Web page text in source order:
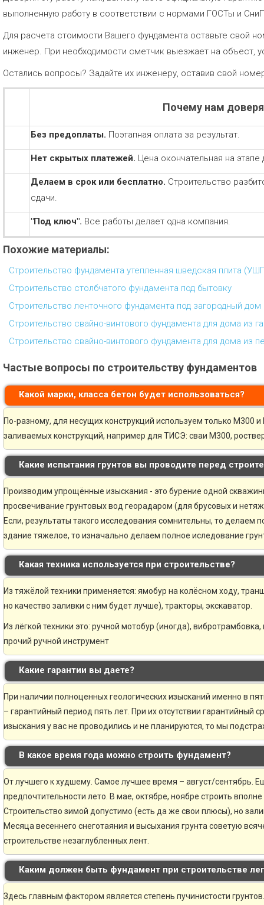
выполненную работу в соответствии с нормами ГОСТы и
Для расчета стоимости Вашего фундамента оставьте свой
инженер. При необходимости сметчик выезжает на объест,
Остались вопросы? Задайте их инженеру, оставив свой
Почему нам
Без предоплаты. Поэтапная оплата за результат.
Нет скрытых платежей. Цена окончательная на этапе
Делаем в срок или бесплатно. Строительство
сдачи.
"Под ключ". Все работы делает одна компания.
Похожие материалы:
Строительство фундамента утепленная шведская плита
Строительство столбчатого фундамента под бытовку
Строительство ленточного фундамента под загородный дом
Строительство свайно-винтового фундамента для дома из
Строительство свайно-винтового фундамента для дома из
Частые вопросы по строительству фундаментов
Какой марки, класса бетон будет использоваться?
По-разному, для несущих конструкций используем только М300
заливаемых конструкций, например для ТИСЭ: сваи М300,
Какие испытания грунтов вы проводите перед
Производим упрощённые изыскания - это бурение одной
просвечивание грунтовых вод георадаром (для брусовых и
Если, результаты такого исследования сомнительны, то делаем
здание тяжелое, то изначально делаем полное иследование
Какая техника используется при строительстве?
Из тяжёлой техники применяется: ямобур на колёсном ходу,
но качество заливки с ним будет лучше), тракторы, экскаватор.
Из лёгкой техники это: ручной мотобур (иногда),
прочий ручной инструмент
Какие гарантии вы даете?
При наличии полноценных геологических изысканий именно в
– гарантийный период пять лет. При их отсутствии гарантийный
изыскания у вас не проводились и не планируются, то мы
В какое время года можно строить фундамент?
От лучшего к худшему. Самое лучшее время – август/сентябрь.
предпочтительности лето. В мае, октябре, ноябре строить
Строительство зимой допустимо (есть да же свои плюсы), но
Месяца весеннего снеготаяния и высыхания грунта советую
строительстве незаглубленных лент.
Каким должен быть фундамент при строительстве
Здесь главным фактором является степень пучинистости